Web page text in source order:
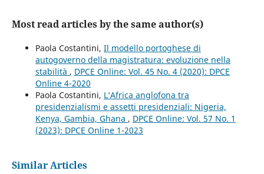
Most read articles by the same author(s)
Paola Costantini, Il modello portoghese di
autogoverno della magistratura: evoluzione nella
stabilità , DPCE Online: Vol. 45 No. 4 (2020): DPCE
Online 4-2020
Paola Costantini, L’Africa anglofona tra
presidenzialismi e assetti presidenziali: Nigeria,
Kenya, Gambia, Ghana , DPCE Online: Vol. 57 No. 1
(2023): DPCE Online 1-2023
Similar Articles